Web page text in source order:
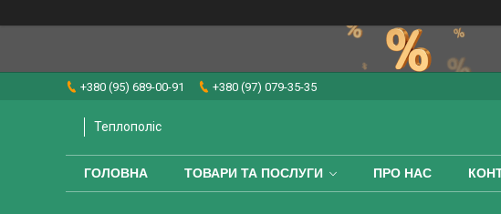
+380 (95) 689-00-91 +380 (97) 079-35-35
Теплополіс
ГОЛОВНА ТОВАРИ ТА ПОСЛУГИ ПРО НАС